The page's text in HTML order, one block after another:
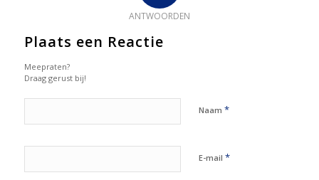
ANTWOORDEN
Plaats een Reactie
Meepraten?
Draag gerust bij!
Naam *
E-mail *